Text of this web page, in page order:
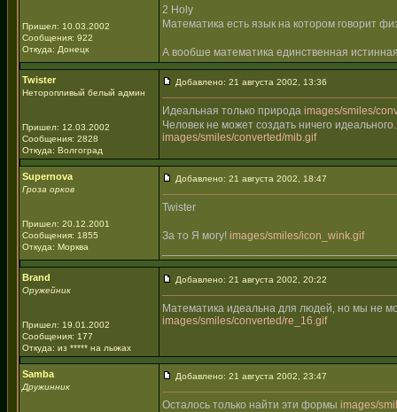
Пришел: 10.03.2002
Сообщения: 922
Откуда: Донецк
2 Holy
Математика есть язык на котором говорит
А вообше математика единственная
Twister
Неторопливый белый админ
Пришел: 12.03.2002
Сообщения: 2828
Откуда: Волгоград
Добавлено: 21 августа 2002, 13:36
Идеальная только природа images/smiles/
Человек не может создать ничего идеального.
images/smiles/converted/mib.gif
Supernova
Гроза орков
Пришел: 20.12.2001
Сообщения: 1855
Откуда: Морква
Добавлено: 21 августа 2002, 18:47
Twister
За то Я могу! images/smiles/icon_wink.gif
Brand
Оружейник
Пришел: 19.01.2002
Сообщения: 177
Откуда: из ***** на лыжах
Добавлено: 21 августа 2002, 20:22
Математика идеальна для людей, но мы не
images/smiles/converted/re_16.gif
Samba
Дружинник
Добавлено: 21 августа 2002, 23:47
Осталось только найти эти формы images/